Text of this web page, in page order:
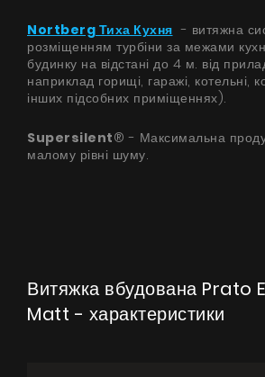
Nortberg Тиха Кухня - витяжна
розміщенням турбіни за межами
будинку на відстані до 4 м. від
наприклад горищі, гаражі, котельні,
інших підсобних приміщеннях).
Supersilent® - Максимальна
малому рівні шуму.
Витяжка вбудована Prato
Matt - характеристики